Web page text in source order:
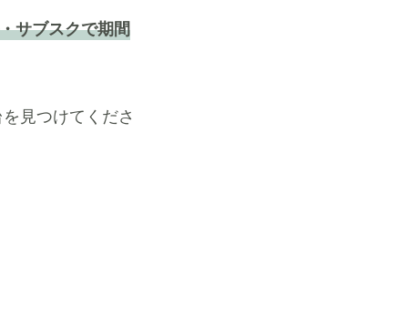
サブスクで期間
見つけてくださ